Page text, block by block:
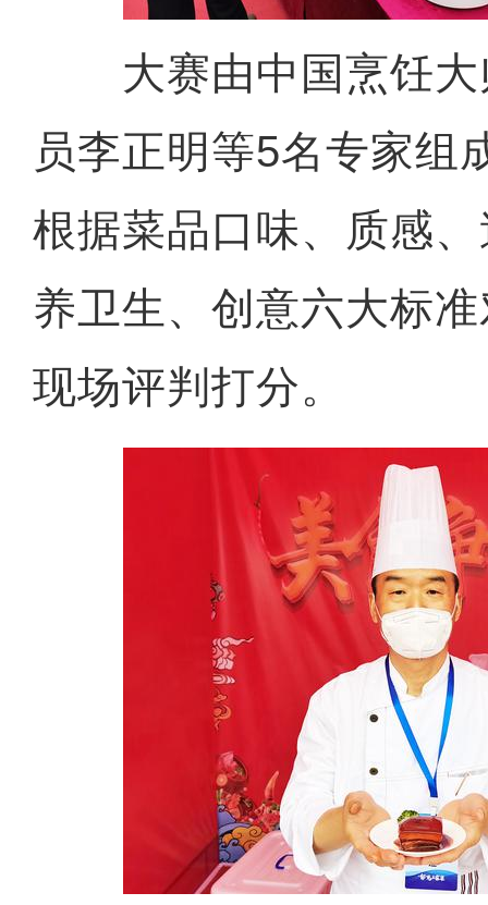
大赛由中国烹饪大
员李正明等5名专家组
根据菜品口味、质感
养卫生、创意六大标
现场评判打分。